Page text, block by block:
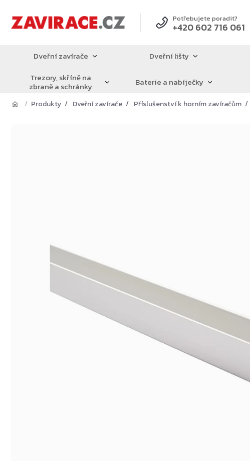
obsah
Potřebujete poradit?
+420 602 716 061
Dveřní zavírače Dveřní lišty
Trezory, skříně na
zbraně a schránky Baterie a nabíječky
Produkty Dveřní zavírače Příslušenství k horním zavíračům